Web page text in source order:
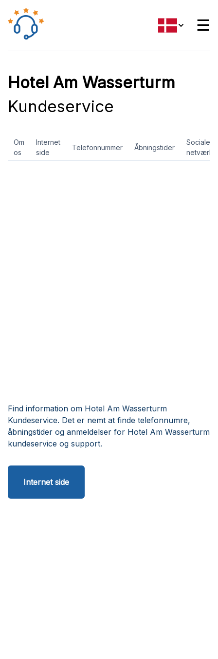
☰
Hotel Am Wasserturm
Kundeservice
Om
os
Internet
side
Telefonnummer Åbningstider
Sociale
netværk
Find information om Hotel Am Wasserturm
Kundeservice. Det er nemt at finde telefonnumre,
åbningstider og anmeldelser for Hotel Am Wasserturm
kundeservice og support.
Internet side